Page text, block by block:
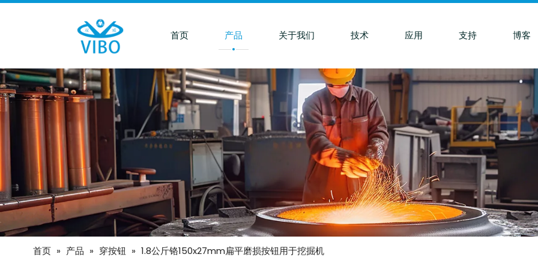
首页 产品 关于我们 技术 应用 支持 博客
首页 » 产品 » 穿按钮 » 1.8公斤铬150x27mm扁平磨损按钮用于挖掘机